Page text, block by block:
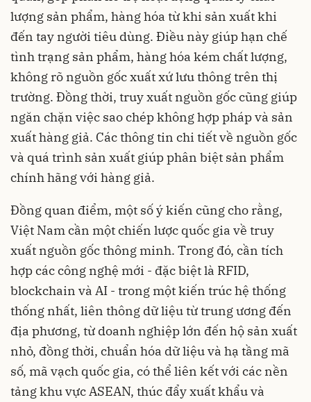
lượng sản phẩm, hàng hóa từ khi sản xuất khi
đến tay người tiêu dùng. Điều này giúp hạn chế
tình trạng sản phẩm, hàng hóa kém chất lượng,
không rõ nguồn gốc xuất xứ lưu thông trên thị
trường. Đồng thời, truy xuất nguồn gốc cũng giúp
ngăn chặn việc sao chép không hợp pháp và sản
xuất hàng giả. Các thông tin chi tiết về nguồn gốc
và quá trình sản xuất giúp phân biệt sản phẩm
chính hãng với hàng giả.
Đồng quan điểm, một số ý kiến cũng cho rằng,
Việt Nam cần một chiến lược quốc gia về truy
xuất nguồn gốc thông minh. Trong đó, cần tích
hợp các công nghệ mới - đặc biệt là RFID,
blockchain và AI - trong một kiến trúc hệ thống
thống nhất, liên thông dữ liệu từ trung ương đến
địa phương, từ doanh nghiệp lớn đến hộ sản xuất
nhỏ, đồng thời, chuẩn hóa dữ liệu và hạ tầng mã
số, mã vạch quốc gia, có thể liên kết với các nền
tảng khu vực ASEAN, thúc đẩy xuất khẩu và